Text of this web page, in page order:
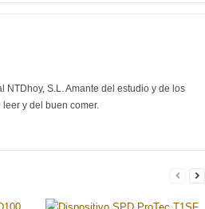
S.L. Amante del estudio y de los
y del buen comer.